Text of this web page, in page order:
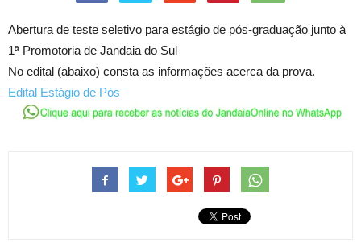
Abertura de teste seletivo para estágio de pós-graduação junto à
1ª Promotoria de Jandaia do Sul
No edital (abaixo) consta as informações acerca da prova.
Edital Estágio de Pós